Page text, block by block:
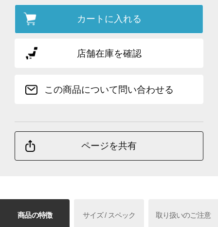
カートに入れる
店舗在庫を確認
この商品について問い合わせる
ページを共有
商品の特徴 サイズ / スペック 取り扱いのご注意